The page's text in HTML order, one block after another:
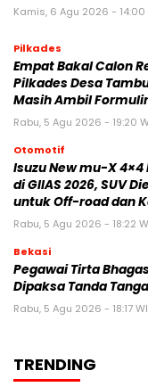
Kamis, 6 Agu 2026 - 14:00
Pilkades
Empat Bakal Calon
Pilkades Desa
Masih Ambil Formulir
Rabu, 5 Agu 2026 - 19:20
Otomotif
Isuzu New mu-X
di GIIAS 2026, SUV
untuk Off-road dan
Rabu, 5 Agu 2026 - 18:22
Bekasi
Pegawai Tirta
Dipaksa Tanda
Rabu, 5 Agu 2026 - 18:17
TRENDING